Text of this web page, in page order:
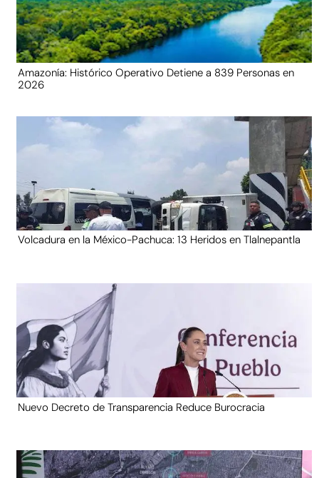
Amazonía: Histórico Operativo Detiene a 839 Personas en
2026
Volcadura en la México-Pachuca: 13 Heridos en Tlalnepantla
Nuevo Decreto de Transparencia Reduce Burocracia